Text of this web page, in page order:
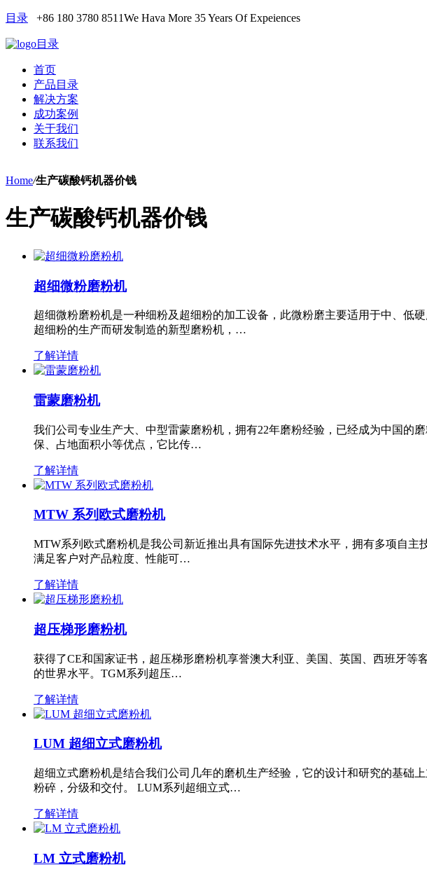
目录 +86 180 3780 8511We Hava More 35 Years Of Expeiences
目录
首页
产品目录
解决方案
成功案例
关于我们
联系我们
Home/生产碳酸钙机器价钱
生产碳酸钙机器价钱
超细微粉磨粉机
超细微粉磨粉机是一种细粉及超细粉的加工设备，此微粉磨主要适用于中、低
超细粉的生产而研发制造的新型磨粉机，…
了解详情
雷蒙磨粉机
我们公司专业生产大、中型雷蒙磨粉机，拥有22年磨粉经验，已经成为中国的
保、占地面积小等优点，它比传…
了解详情
MTW 系列欧式磨粉机
MTW系列欧式磨粉机是我公司新近推出具有国际先进技术水平，拥有多项自
满足客户对产品粒度、性能可…
了解详情
超压梯形磨粉机
获得了CE和国家证书，超压梯形磨粉机享誉澳大利亚、美国、英国、西班牙
的世界水平。TGM系列超压…
了解详情
LUM 超细立式磨粉机
超细立式磨粉机是结合我们公司几年的磨机生产经验，它的设计和研究的基础
粉碎，分级和交付。 LUM系列超细立式…
了解详情
LM 立式磨粉机